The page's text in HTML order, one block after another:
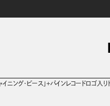
イニング･ピース」+パインレコードロゴ入り